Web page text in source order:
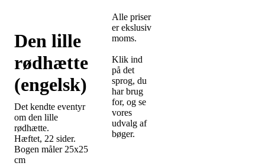
Den lille
rødhætte
(engelsk)
Det kendte eventyr
om den lille
rødhætte.
Hæftet, 22 sider.
Bogen måler 25x25
cm
Alle priser
er ekslusiv
moms.
Klik ind
på det
sprog, du
har brug
for, og se
vores
udvalg af
bøger.